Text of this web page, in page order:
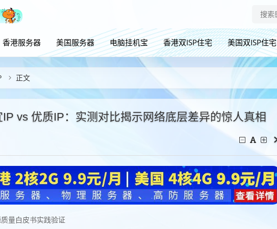
香港服务器 美国服务器 电脑挂机宝 香港双ISP住宅 美国双ISP住宅
正文
IP vs 优质IP：实测对比揭示网络底层差异的惊人真相
量白皮书实践验证